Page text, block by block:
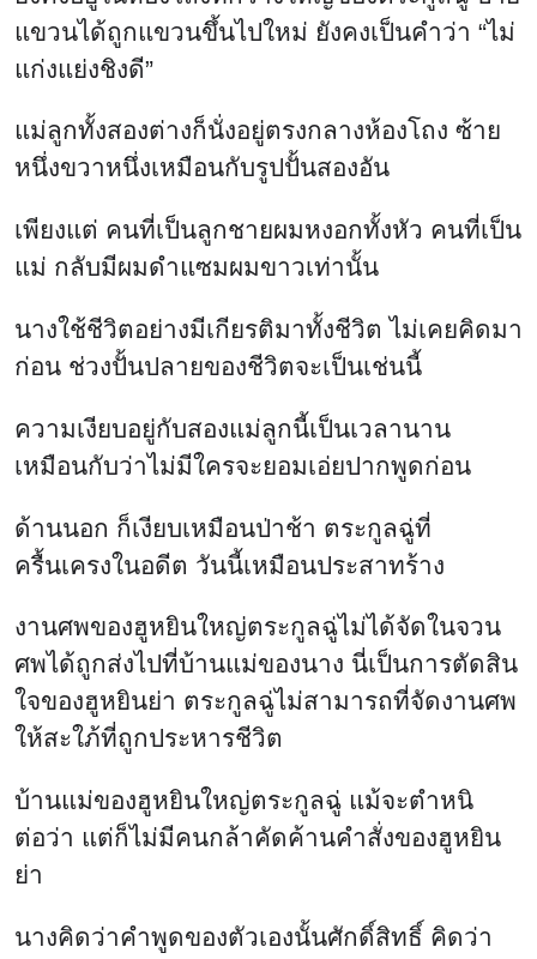
แขวนได้ถูกแขวนขึ้นไปใหม่ ยังคงเป็นคำว่า “ไม่
แก่งแย่งชิงดี”
แม่ลูกทั้งสองต่างก็นั่งอยู่ตรงกลางห้องโถง ซ้าย
หนึ่งขวาหนึ่งเหมือนกับรูปปั้นสองอัน
เพียงแต่ คนที่เป็นลูกชายผมหงอกทั้งหัว คนที่เป็น
แม่ กลับมีผมดำแซมผมขาวเท่านั้น
นางใช้ชีวิตอย่างมีเกียรติมาทั้งชีวิต ไม่เคยคิดมา
ก่อน ช่วงปั้นปลายของชีวิตจะเป็นเช่นนี้
ความเงียบอยู่กับสองแม่ลูกนี้เป็นเวลานาน
เหมือนกับว่าไม่มีใครจะยอมเอ่ยปากพูดก่อน
ด้านนอก ก็เงียบเหมือนป่าช้า ตระกูลฉู่ที่
ครื้นเครงในอดีต วันนี้เหมือนประสาทร้าง
งานศพของฮูหยินใหญ่ตระกูลฉู่ไม่ได้จัดในจวน
ศพได้ถูกส่งไปที่บ้านแม่ของนาง นี่เป็นการตัดสิน
ใจของฮูหยินย่า ตระกูลฉู่ไม่สามารถที่จัดงานศพ
ให้สะใภ้ที่ถูกประหารชีวิต
บ้านแม่ของฮูหยินใหญ่ตระกูลฉู่ แม้จะตำหนิ
ต่อว่า แต่ก็ไม่มีคนกล้าคัดค้านคำสั่งของฮูหยิน
ย่า
นางคิดว่าคำพูดของตัวเองนั้นศักดิ์สิทธิ์ คิดว่า